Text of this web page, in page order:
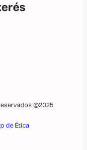
©2025
de Ética